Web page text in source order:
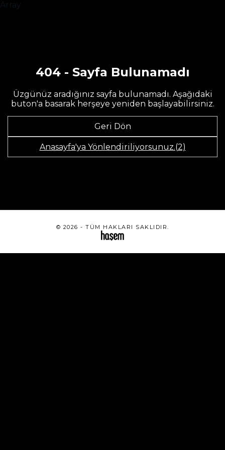
Array
404 - Sayfa Bulunamadı
Üzgünüz aradığınız sayfa bulunamadı. Aşağıdaki
buton'a basarak herşeye yeniden başlayabilirsiniz.
Geri Dön
Anasayfa'ya Yönlendiriliyorsunuz.(2)
© 2026 - TÜM HAKLARI SAKLIDIR.